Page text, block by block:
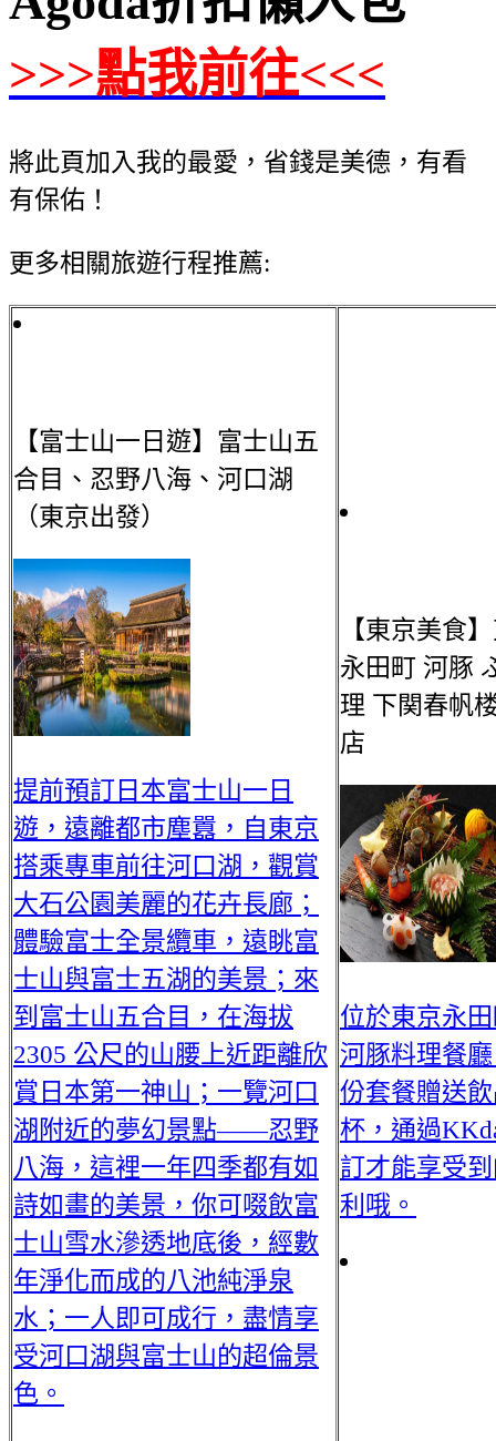
>>>點我前往<<<
將此頁加入我的最愛，省錢是美德，有看
有保佑！
更多相關旅遊行程推薦:
【富士山一日遊】富士山五
合目、忍野八海、河口湖
（東京出發）
提前預訂日本富士山一日
遊，遠離都市塵囂，自東京
搭乘專車前往河口湖，觀賞
大石公園美麗的花卉長廊；
體驗富士全景纜車，遠眺富
士山與富士五湖的美景；來
到富士山五合目，在海拔
2305 公尺的山腰上近距離欣
賞日本第一神山；一覽河口
湖附近的夢幻景點——忍野
八海，這裡一年四季都有如
詩如畫的美景，你可啜飲富
士山雪水滲透地底後，經數
年淨化而成的八池純淨泉
水；一人即可成行，盡情享
受河口湖與富士山的超倫景
色。
【東京美食
永田町 河豚
理 下関春帆
店
位於東京永
河豚料理餐
份套餐贈送
杯，通過
訂才能享受
利哦。